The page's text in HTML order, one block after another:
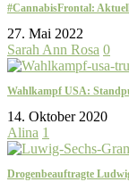
#CannabisFrontal:
27. Mai 2022
Sarah Ann Rosa 0
Wahlkampf USA:
14. Oktober 2020
Alina 1
Drogenbeauftragte